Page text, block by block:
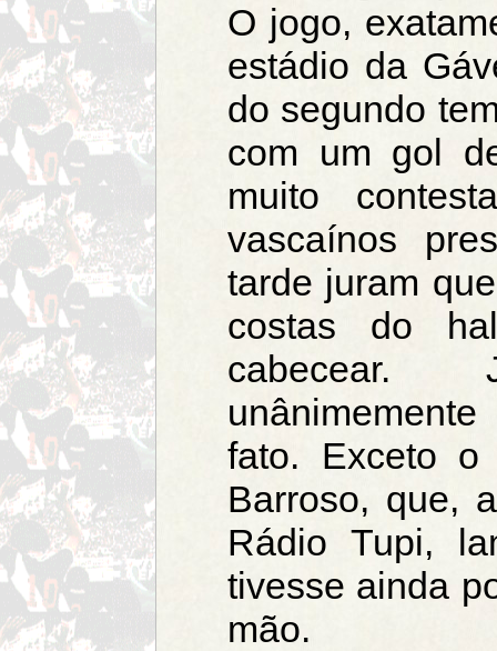
O jogo,
estádio da
do segundo
com um gol
muito
vascaínos
tarde juram
costas do
cabecear.
fato. Exceto
Barroso, que,
Rádio Tupi,
tivesse ainda
mão.